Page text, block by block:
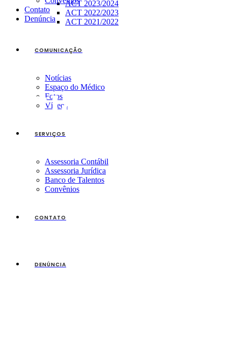
ACT 2023/2024
ACT 2022/2023
ACT 2021/2022
COMUNICAÇÃO
Notícias
Espaço do Médico
Fotos
Vídeos
SERVIÇOS
Assessoria Contábil
Assessoria Jurídica
Banco de Talentos
Convênios
CONTATO
DENÚNCIA
Contato
Denúncia
Clear Mind